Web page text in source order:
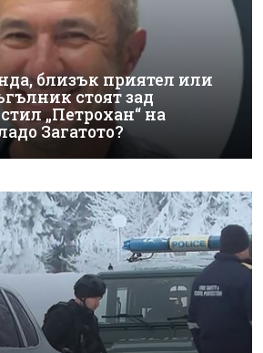
близък приятел или
стоят зад
„Петрохан“ на
Загатото?